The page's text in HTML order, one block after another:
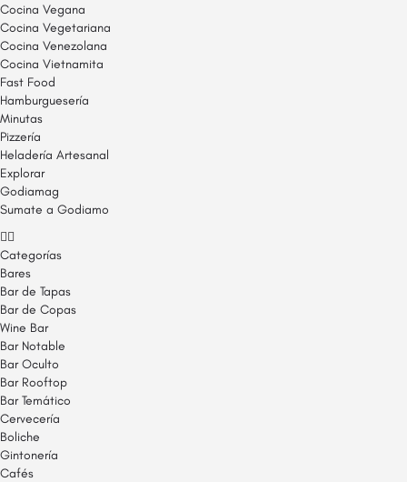
Cocina Vegana
Cocina Vegetariana
Cocina Venezolana
Cocina Vietnamita
Fast Food
Hamburguesería
Minutas
Pizzería
Heladería Artesanal
Explorar
Godiamag
Sumate a Godiamo
Categorías
Bares
Bar de Tapas
Bar de Copas
Wine Bar
Bar Notable
Bar Oculto
Bar Rooftop
Bar Temático
Cervecería
Boliche
Gintonería
Cafés